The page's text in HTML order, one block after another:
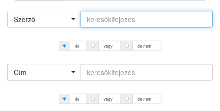
Szerző
és vagy de nem
Cím
és vagy de nem